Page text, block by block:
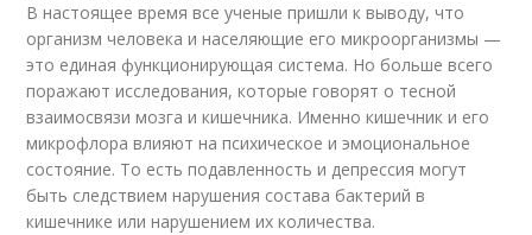
В настоящее время все ученые пришли к выводу, что
организм человека и населяющие его микроорганизмы —
это единая функционирующая система. Но больше всего
поражают исследования, которые говорят о тесной
взаимосвязи мозга и кишечника. Именно кишечник и его
микрофлора влияют на психическое и эмоциональное
состояние. То есть подавленность и депрессия могут
быть следствием нарушения состава бактерий в
кишечнике или нарушением их количества.